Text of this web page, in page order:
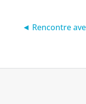
◄ Rencontre